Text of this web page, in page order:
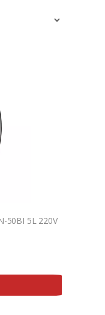
50BI 5L 220V